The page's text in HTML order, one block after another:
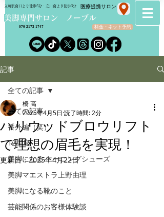
​美脚専門サロン ノーブル
立川駅南口より徒歩5分・立川南より徒歩3分
料金・ネット予約
070-2173-1747
​医療提携サロン
記事
全ての記事
番外編（笑）
12星座
美脚になる トーニングシューズ
美脚マエストラ上野由理
美脚になる靴のこと
芸能関係のお客様体験談
全ての記事
ハリウッドブロウリフト
で理想の眉毛を実現！
橋 高
2025年4月5日 読了時間: 2分
更新日：2025年4月22日